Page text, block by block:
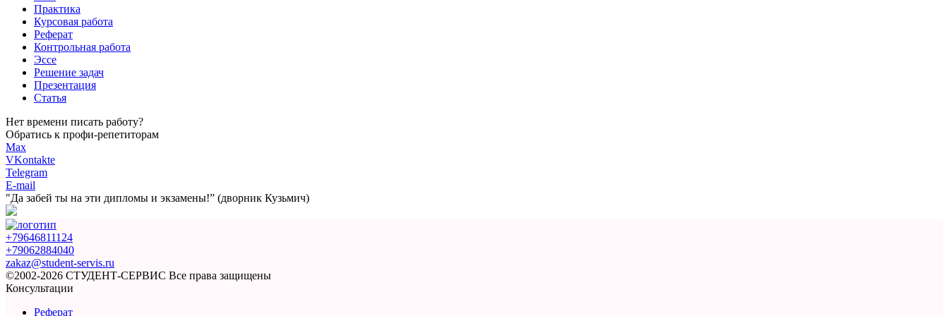
Практика
Курсовая работа
Реферат
Контрольная работа
Эссе
Решение задач
Презентация
Статья
Нет времени писать работу?
Обратись к профи-репетиторам
Max
VKontakte
Telegram
E-mail
"Да забей ты на эти дипломы и экзамены!” (дворник Кузьмич)
+79646811124
+79062884040
zakaz@student-servis.ru
©2002-2026 СТУДЕНТ-СЕРВИС Все права защищены
Консультации
Реферат